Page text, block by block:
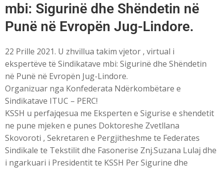
mbi: Sigurinë dhe Shëndetin në
Punë në Evropën Jug-Lindore.
22 Prille 2021. U zhvillua takim vjetor , virtual i
ekspertëve të Sindikatave mbi: Sigurinë dhe Shëndetin
në Punë në Evropën Jug-Lindore.
Organizuar nga Konfederata Ndërkombëtare e
Sindikatave ITUC – PERC!
KSSH u perfajqesua me Eksperten e Sigurise e shendetit
ne pune mjeken e punes Doktoreshe Zvetllana
Skovoroti , Sekretaren e Pergjitheshme te Federates
Sindikale te Tekstilit dhe Fasonerise Znj.Suzana Lulaj dhe
i ngarkuari i Presidentit te KSSH Per Sigurine dhe